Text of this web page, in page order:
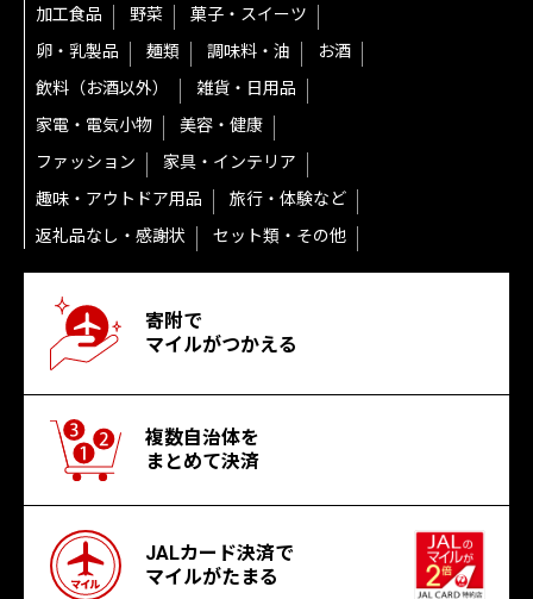
加工食品
野菜
菓子・スイーツ
卵・乳製品
麺類 調味料・油
お酒
飲料（お酒以外）
雑貨・日用品
家電・電気小物
美容・健康
ファッション
家具・インテリア
趣味・アウトドア用品
旅行・体験など
返礼品なし・感謝状
セット類・その他
寄附で
マイルがつかえる
複数自治体を
まとめて決済
JALカード決済で
マイルがたまる